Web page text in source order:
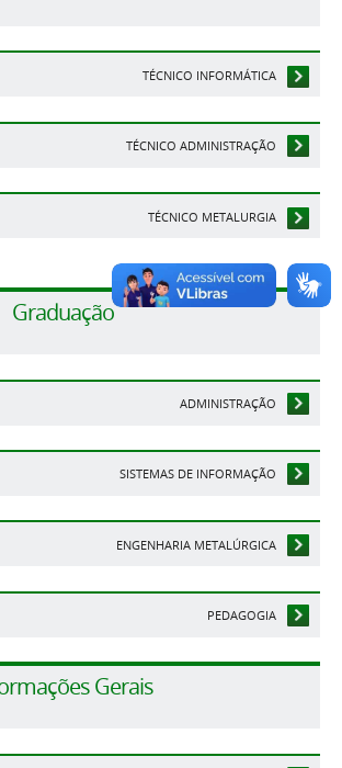
TÉCNICO INFORMÁTICA
TÉCNICO ADMINISTRAÇÃO
TÉCNICO METALURGIA
Graduação
ADMINISTRAÇÃO
SISTEMAS DE INFORMAÇÃO
ENGENHARIA METALÚRGICA
PEDAGOGIA
Gerais